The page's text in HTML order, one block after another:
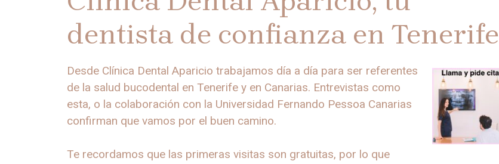
dentista de confianza en Tenerife
Desde Clínica Dental Aparicio trabajamos día a día para ser referentes
de la salud bucodental en Tenerife y en Canarias. Entrevistas como
esta, o la colaboración con la Universidad Fernando Pessoa Canarias
confirman que vamos por el buen camino.
Te recordamos que las primeras visitas son gratuitas, por lo que